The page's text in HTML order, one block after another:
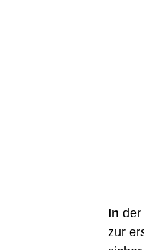
In der
zur